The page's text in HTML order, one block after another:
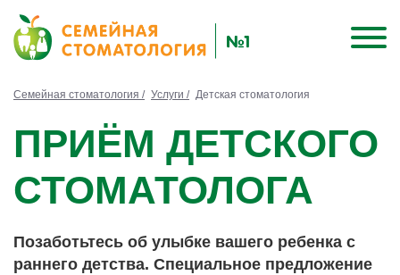
Семейная стоматология / Услуги / Детская стоматология
ПРИЁМ ДЕТСКОГО
СТОМАТОЛОГА
Позаботьтесь об улыбке вашего ребенка с
раннего детства. Специальное предложение